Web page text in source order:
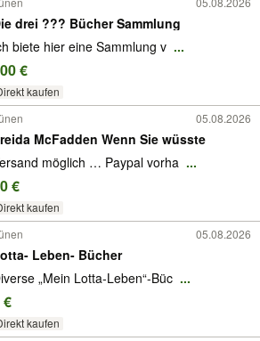
drei ??? Bücher Sammlung
biete hier eine Sammlung v ...
€
kaufen
05.08.2026
McFadden Wenn Sie wüsste
möglich … Paypal vorha ...
€
kaufen
05.08.2026
Leben- Bücher
„Mein Lotta-Leben“-Büc ...
€
kaufen